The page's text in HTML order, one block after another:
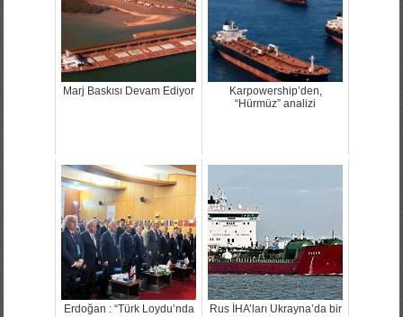
Marj Baskısı Devam Ediyor
Karpowership’den,
“Hürmüz” analizi
Erdoğan : “Türk Loydu’nda
Rus İHA’ları Ukrayna’da bir